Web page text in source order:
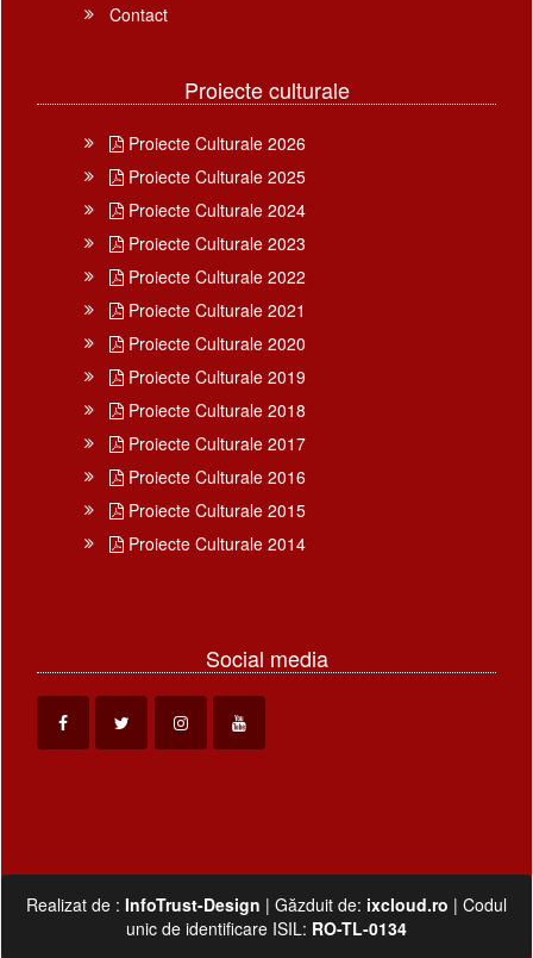
Contact
Proiecte culturale
Proiecte Culturale 2026
Proiecte Culturale 2025
Proiecte Culturale 2024
Proiecte Culturale 2023
Proiecte Culturale 2022
Proiecte Culturale 2021
Proiecte Culturale 2020
Proiecte Culturale 2019
Proiecte Culturale 2018
Proiecte Culturale 2017
Proiecte Culturale 2016
Proiecte Culturale 2015
Proiecte Culturale 2014
Social media
Realizat de : InfoTrust-Design | Găzduit de: ixcloud.ro | Codul
unic de identificare ISIL: RO-TL-0134